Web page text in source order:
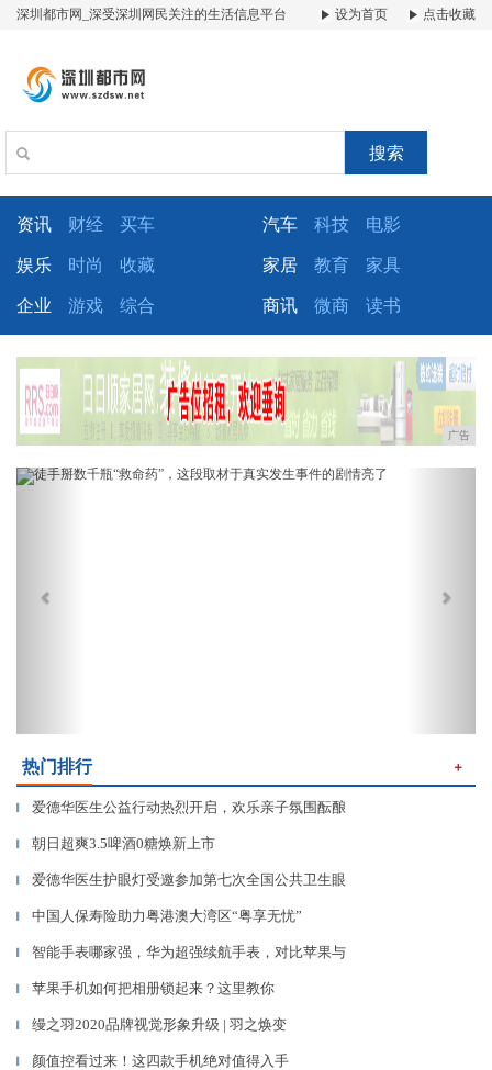
深圳都市网_深受深圳网民关注的生活信息平台 设为首页 点击收藏
搜索
资讯 财经 买车 汽车 科技 电影
娱乐 时尚 收藏 家居 教育 家具
企业 游戏 综合 商讯 微商 读书
广告
Previous
热门排行 ＋
▎ 爱德华医生公益行动热烈开启，欢乐亲子氛围酝酿
▎ 朝日超爽3.5啤酒0糖焕新上市
▎ 爱德华医生护眼灯受邀参加第七次全国公共卫生眼
▎ 中国人保寿险助力粤港澳大湾区“粤享无忧”
▎ 智能手表哪家强，华为超强续航手表，对比苹果与
▎ 苹果手机如何把相册锁起来？这里教你
▎ 缦之羽2020品牌视觉形象升级 | 羽之焕变
▎ 颜值控看过来！这四款手机绝对值得入手